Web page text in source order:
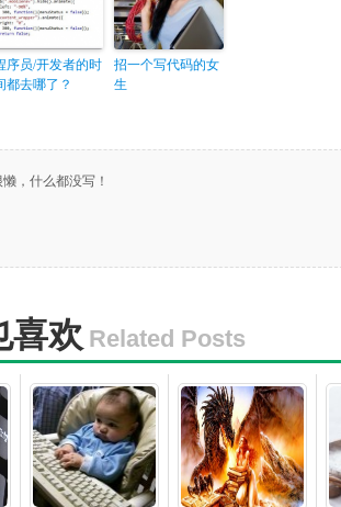
序员/开发者的时
都去哪了？
招一个写代码的女
生
，什么都没写！
喜欢 Related Posts